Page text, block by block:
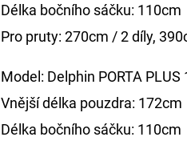
Délka bočního sáčku: 110cm
Pro pruty: 270cm / 2 díly,
Model: Delphin PORTA PLUS
Vnější délka pouzdra: 172cm
Délka bočního sáčku: 110cm